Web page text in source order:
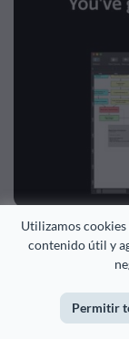
Utilizamos
contenido útil y
Permitir
OmniGraffle es
Omni. El Grupo
programas